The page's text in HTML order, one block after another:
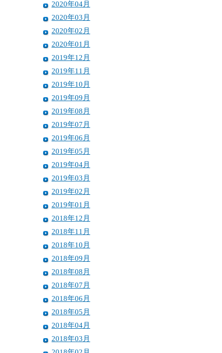
2020年04月
2020年03月
2020年02月
2020年01月
2019年12月
2019年11月
2019年10月
2019年09月
2019年08月
2019年07月
2019年06月
2019年05月
2019年04月
2019年03月
2019年02月
2019年01月
2018年12月
2018年11月
2018年10月
2018年09月
2018年08月
2018年07月
2018年06月
2018年05月
2018年04月
2018年03月